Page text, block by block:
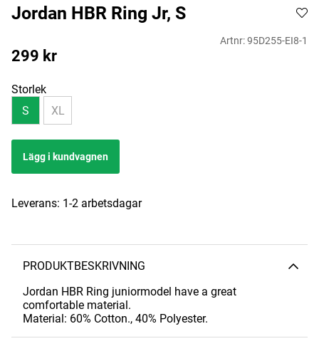
Jordan HBR Ring Jr, S
Artnr:95D255-EI8-1
299 kr
Storlek
S
XL
Lägg i kundvagnen
Leverans: 1-2 arbetsdagar
PRODUKTBESKRIVNING
Jordan HBR Ring juniormodel have a great
comfortable material.
Material: 60% Cotton., 40% Polyester.